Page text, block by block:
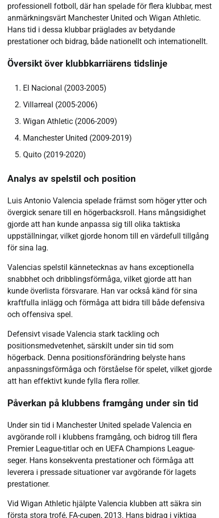
professionell fotboll, där han spelade för flera klubbar, mest
anmärkningsvärt Manchester United och Wigan Athletic.
Hans tid i dessa klubbar präglades av betydande
prestationer och bidrag, både nationellt och internationellt.
Översikt över klubbkarriärens tidslinje
El Nacional (2003-2005)
Villarreal (2005-2006)
Wigan Athletic (2006-2009)
Manchester United (2009-2019)
Quito (2019-2020)
Analys av spelstil och position
Luis Antonio Valencia spelade främst som höger ytter och
övergick senare till en högerbacksroll. Hans mångsidighet
gjorde att han kunde anpassa sig till olika taktiska
uppställningar, vilket gjorde honom till en värdefull tillgång
för sina lag.
Valencias spelstil kännetecknas av hans exceptionella
snabbhet och dribblingsförmåga, vilket gjorde att han
kunde överlista försvarare. Han var också känd för sina
kraftfulla inlägg och förmåga att bidra till både defensiva
och offensiva spel.
Defensivt visade Valencia stark tackling och
positionsmedvetenhet, särskilt under sin tid som
högerback. Denna positionsförändring belyste hans
anpassningsförmåga och förståelse för spelet, vilket gjorde
att han effektivt kunde fylla flera roller.
Påverkan på klubbens framgång under sin tid
Under sin tid i Manchester United spelade Valencia en
avgörande roll i klubbens framgång, och bidrog till flera
Premier League-titlar och en UEFA Champions League-
seger. Hans konsekventa prestationer och förmåga att
leverera i pressade situationer var avgörande för lagets
prestationer.
Vid Wigan Athletic hjälpte Valencia klubben att säkra sin
första stora trofé, FA-cupen, 2013. Hans bidrag i viktiga